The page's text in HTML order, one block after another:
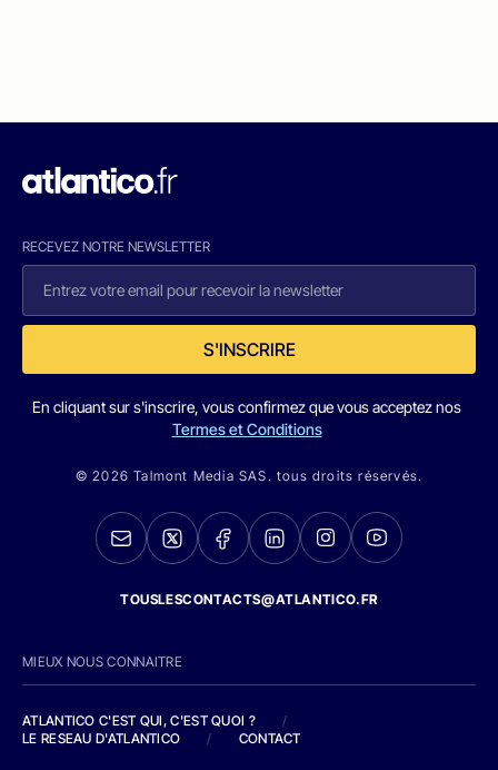
RECEVEZ NOTRE NEWSLETTER
S'INSCRIRE
En cliquant sur s'inscrire, vous confirmez que vous acceptez nos
Termes et Conditions
© 2026 Talmont Media SAS. tous droits réservés.
TOUSLESCONTACTS@ATLANTICO.FR
MIEUX NOUS CONNAITRE
ATLANTICO C'EST QUI, C'EST QUOI ?
/
LE RESEAU D'ATLANTICO
/ CONTACT